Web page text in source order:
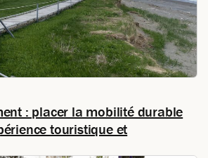
: placer la mobilité durable
touristique et